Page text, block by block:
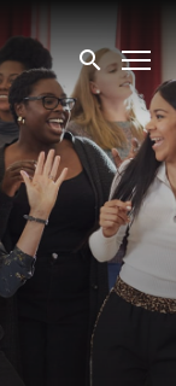
Wyszukaj